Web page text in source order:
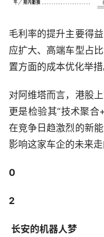
毛利率的提升主要得
应扩大、高端车型占
置方面的成本优化举措
对阿维塔而言，港股
更是检验其“技术聚合
在竞争日趋激烈的新
影响这家车企的未来走
0
2
长安的机器人梦